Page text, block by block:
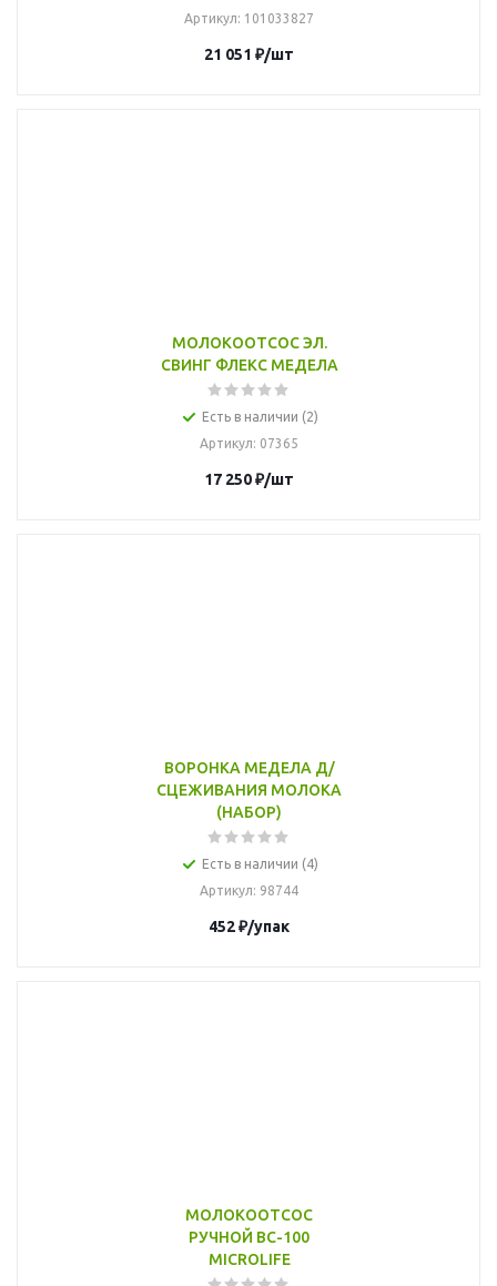
Артикул: 101033827
21 051 ₽/шт
МОЛОКООТСОС ЭЛ.
СВИНГ ФЛЕКС МЕДЕЛА
Есть в наличии (2)
Артикул: 07365
17 250₽/шт
ВОРОНКА МЕДЕЛА Д/
СЦЕЖИВАНИЯ МОЛОКА
(НАБОР)
Есть в наличии (4)
Артикул: 98744
452₽/упак
МОЛОКООТСОС
РУЧНОЙ BC-100
MICROLIFE